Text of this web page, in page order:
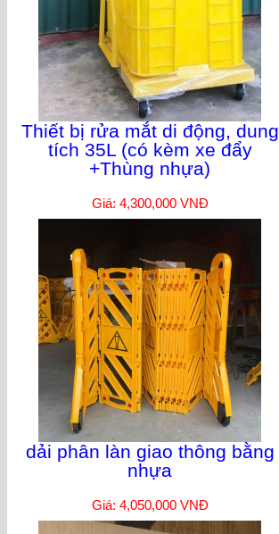
Thiết bị rửa mắt di động, dung
tích 35L (có kèm xe đẩy
+Thùng nhựa)
Giá: 4,300,000 VNĐ
dải phân làn giao thông bằng
nhựa
Giá: 4,050,000 VNĐ